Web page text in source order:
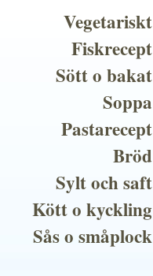
Vegetariskt
Fiskrecept
Sött o bakat
Soppa
Pastarecept
Bröd
Sylt och saft
Kött o kyckling
Sås o småplock